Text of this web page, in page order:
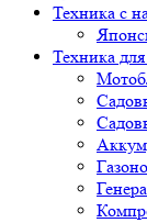
Техника с
Техника